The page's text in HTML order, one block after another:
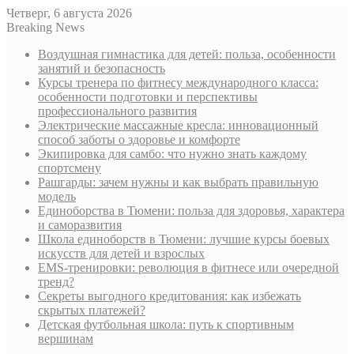
Четверг, 6 августа 2026
Breaking News
Воздушная гимнастика для детей: польза, особенности
занятий и безопасность
Курсы тренера по фитнесу международного класса:
особенности подготовки и перспективы
профессионального развития
Электрические массажные кресла: инновационный
способ заботы о здоровье и комфорте
Экипировка для самбо: что нужно знать каждому
спортсмену
Рашгарды: зачем нужны и как выбрать правильную
модель
Единоборства в Тюмени: польза для здоровья, характера
и саморазвития
Школа единоборств в Тюмени: лучшие курсы боевых
искусств для детей и взрослых
EMS-тренировки: революция в фитнесе или очередной
тренд?
Секреты выгодного кредитования: как избежать
скрытых платежей?
Детская футбольная школа: путь к спортивным
вершинам